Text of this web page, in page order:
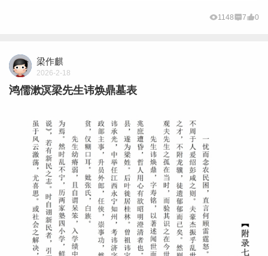
1148 7 0
梁作麒
2026-2-18
鸿儒漱溟梁先生讳焕鼎墓表